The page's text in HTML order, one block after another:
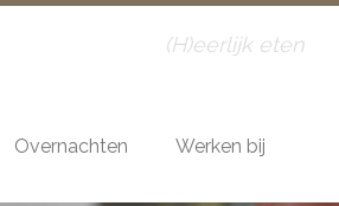
(H)eerlijk eten
Overnachten Werken bij